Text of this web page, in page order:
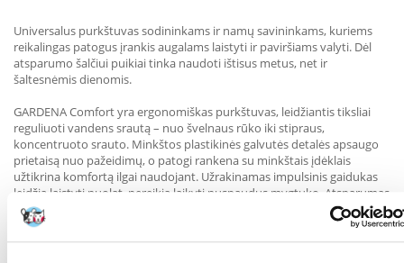
Universalus purkštuvas sodininkams ir namų savininkams, kuriems
reikalingas patogus įrankis augalams laistyti ir paviršiams valyti. Dėl
atsparumo šalčiui puikiai tinka naudoti ištisus metus, net ir
šaltesnėmis dienomis.
GARDENA Comfort yra ergonomiškas purkštuvas, leidžiantis tiksliai
reguliuoti vandens srautą – nuo švelnaus rūko iki stipraus,
koncentruoto srauto. Minkštos plastikinės galvutės detalės apsaugo
prietaisą nuo pažeidimų, o patogi rankena su minkštais įdėklais
užtikrina komfortą ilgai naudojant. Užrakinamas impulsinis gaidukas
leidžia laistyti nuolat, nereikia laikyti nuspaudus mygtuko. Atsparumas
šalčiui padidina įrangos ilgaamžiškumą, o standartinis 13 mm (1/2")
žarnos jungtis leidžia lengvai prijungti.